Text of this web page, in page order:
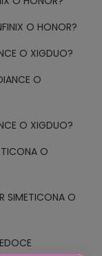
O HONOR?
O XIGDUO?
O
O XIGDUO?
O
SIMETICONA O